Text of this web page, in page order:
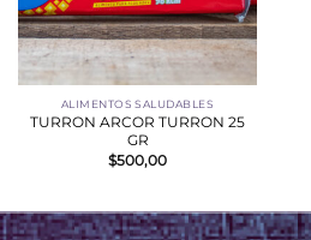
ALIMENTOS SALUDABLES
TURRON ARCOR TURRON 25
GR
$500,00